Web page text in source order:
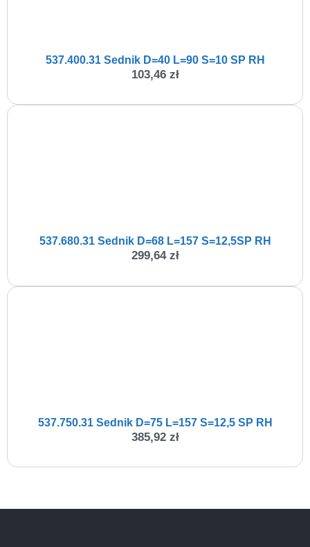
537.400.31 Sednik D=40 L=90 S=10 SP RH
103,46 zł
537.680.31 Sednik D=68 L=157 S=12,5SP RH
299,64 zł
537.750.31 Sednik D=75 L=157 S=12,5 SP RH
385,92 zł